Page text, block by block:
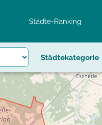
Städte-Ranking
Städtekategorie